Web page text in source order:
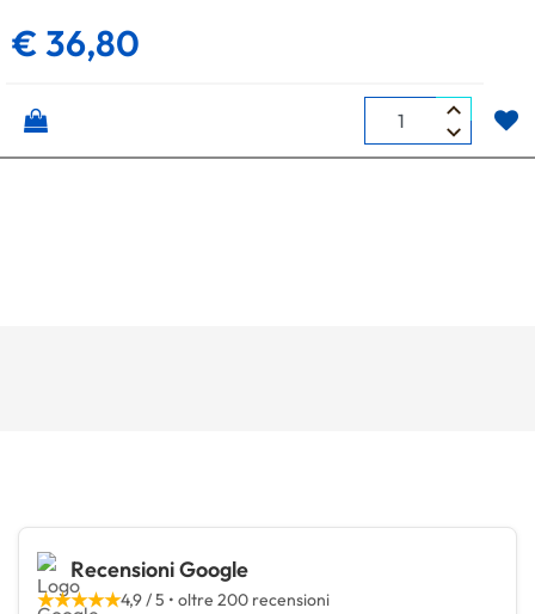
€ 36,80
Quantità
Recensioni Google
★★★★★4,9 / 5 • oltre 200 recensioni